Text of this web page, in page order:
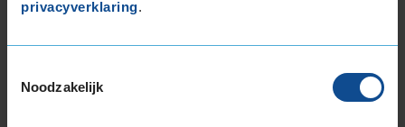
privacyverklaring.
Noodzakelijk
265/65R17 116H EXTRALOAD
18-inch banden
205/40R18 86W EXTRALOAD